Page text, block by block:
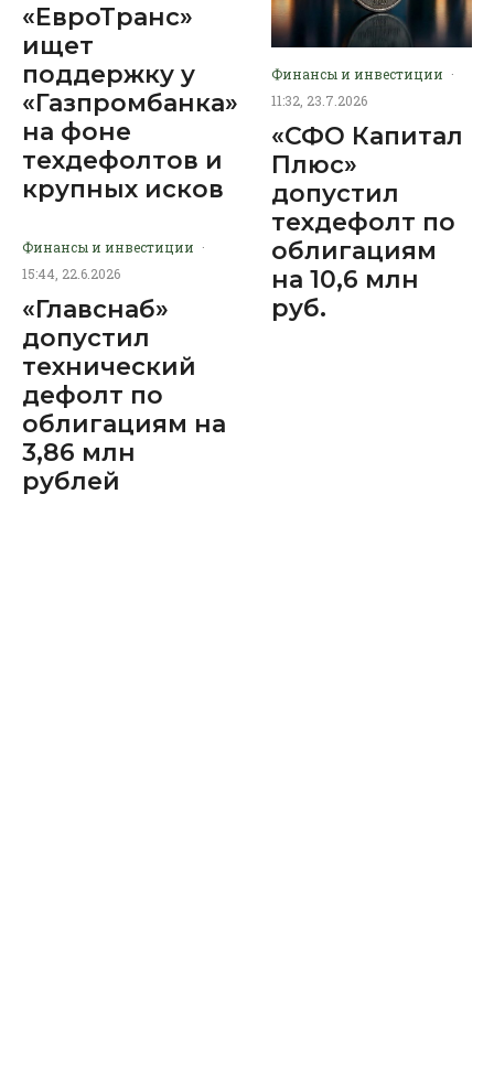
«ЕвроТранс»
ищет
поддержку у
«Газпромбанка»
на фоне
техдефолтов и
крупных исков
Финансы и инвестиции ·
15:44, 22.6.2026
«Главснаб»
допустил
технический
дефолт по
облигациям на
3,86 млн
рублей
Финансы и инвестиции ·
11:32, 23.7.2026
«СФО Капитал
Плюс»
допустил
техдефолт по
облигациям
на 10,6 млн
руб.